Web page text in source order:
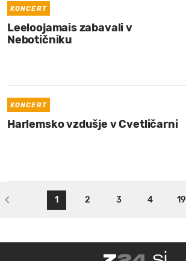
KONCERT
Leeloojamais zabavali v
Nebotičniku
KONCERT
Harlemsko vzdušje v Cvetličarni
1 2 3 4 19